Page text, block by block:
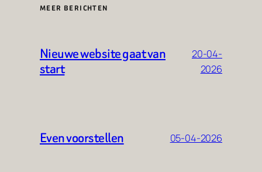
MEER BERICHTEN
Nieuwe website gaat van
start
20-04-
2026
Even voorstellen 05-04-2026